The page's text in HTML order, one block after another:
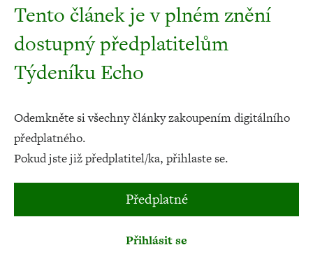
Tento článek je v plném znění
dostupný předplatitelům
Týdeníku Echo
Odemkněte si všechny články zakoupením digitálního
předplatného.
Pokud jste již předplatitel/ka, přihlaste se.
Předplatné
Přihlásit se